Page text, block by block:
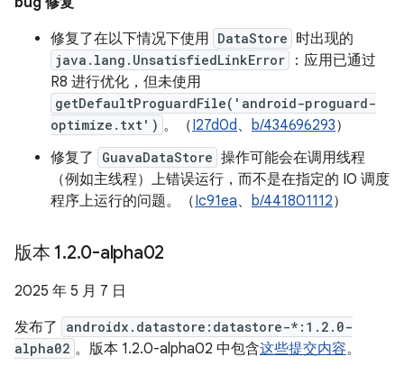
修复了在以下情况下使用 DataStore 时出现的
java.lang.UnsatisfiedLinkError
：应用已通过
R8 进行优化，但未使用
getDefaultProguardFile('android-proguard-
optimize.txt') 。（I27d0d、 b/434696293）
修复了
GuavaDataStore 操作可能会在调用线程
（例如主线程）上错误运行，而不是在指定的 IO 调度
程序上运行的问题。（Ic91ea、 b/441801112）
版本 1.2.0-alpha02
2025 年 5 月 7 日
发布了
androidx.datastore:datastore-*:1.2.0-
alpha02 。版本 1.2.0-alpha02 中包含这些提交内容。